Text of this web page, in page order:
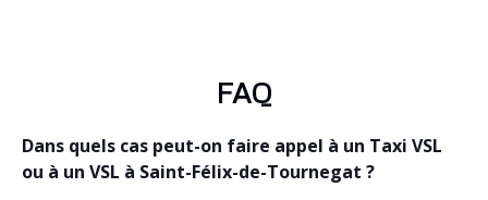
FAQ
Dans quels cas peut-on faire appel à un Taxi VSL
ou à un VSL à Saint-Félix-de-Tournegat ?